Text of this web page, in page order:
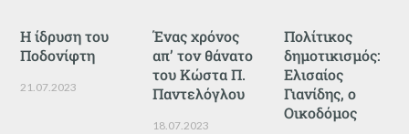
Η ίδρυση του
Ποδονίφτη
21.07.2023
Ένας χρόνος
απ’ τον θάνατο
του Κώστα Π.
Παντελόγλου
18.07.2023
Πολίτικος
δημοτικισμός:
Ελισαίος
Γιανίδης, ο
Οικοδόμος